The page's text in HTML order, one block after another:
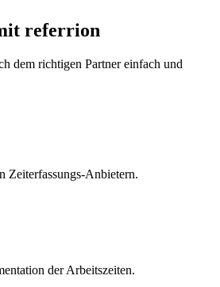
referrion
dem richtigen Partner einfach und
Zeiterfassungs-Anbietern.
der Arbeitszeiten.